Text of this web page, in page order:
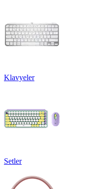
Klavyeler
Setler